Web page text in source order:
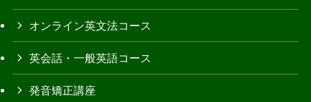
オンライン英文法コース
英会話・一般英語コース
発音矯正講座